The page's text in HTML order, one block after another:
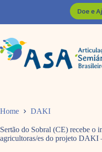
Doe e
Home DAKI
Sertão do Sobral (CE) recebe o
agricultoras/es do projeto DAKI